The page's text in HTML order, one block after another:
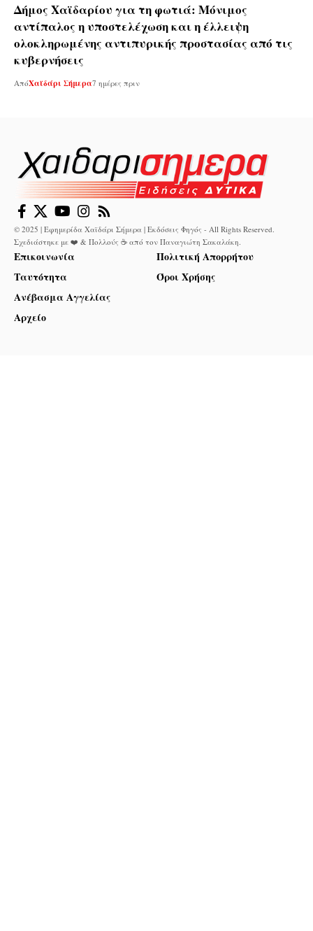
Δήμος Χαϊδαρίου για τη φωτιά: Μόνιμος
αντίπαλος η υποστελέχωση και η έλλειψη
ολοκληρωμένης αντιπυρικής προστασίας από τις
κυβερνήσεις
ΑπόΧαϊδάρι Σήμερα7 ημέρες πριν
© 2025 | Εφημερίδα Χαϊδάρι Σήμερα | Εκδόσεις Φηγός - All Rights Reserved.
Σχεδιάστηκε με ❤️ & Πολλούς ☕ από τον Παναγιώτη Σακαλάκη
Επικοινωνία
Ταυτότητα
Ανέβασμα Αγγελίας
Αρχείο
Πολιτική Απορρήτου
Όροι Χρήσης